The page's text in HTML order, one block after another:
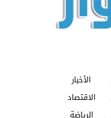
الأخبار
الاقتصاد
الرياضة